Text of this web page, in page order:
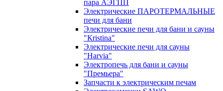
пара АЭГПП
Электрические ПАРОТЕРМАЛЬНЫЕ
печи для бани
Электрические печи для бани и сауны
"Кristina"
Электрические печи для сауны
"Harvia"
Электропечь для бани и сауны
"Премьера"
Запчасти к электрическим печам